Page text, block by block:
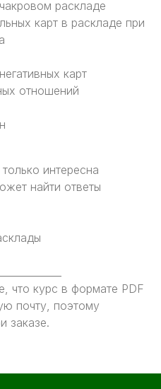
раскладе
карт в раскладе при
карт
отношений
интересна
найти ответы
что курс в формате PDF
почту, поэтому
заказе.